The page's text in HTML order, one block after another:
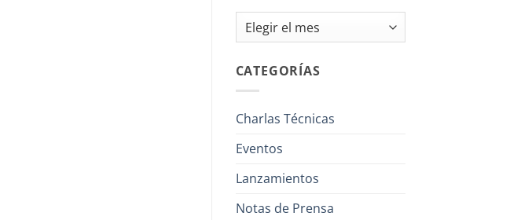
Archivos
CATEGORÍAS
Charlas Técnicas
Eventos
Lanzamientos
Notas de Prensa